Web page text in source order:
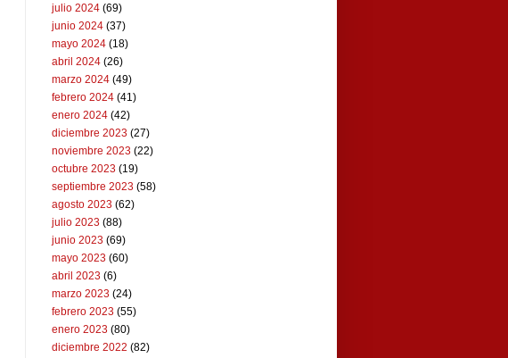
julio 2024 (69)
junio 2024 (37)
mayo 2024 (18)
abril 2024 (26)
marzo 2024 (49)
febrero 2024 (41)
enero 2024 (42)
diciembre 2023 (27)
noviembre 2023 (22)
octubre 2023 (19)
septiembre 2023 (58)
agosto 2023 (62)
julio 2023 (88)
junio 2023 (69)
mayo 2023 (60)
abril 2023 (6)
marzo 2023 (24)
febrero 2023 (55)
enero 2023 (80)
diciembre 2022 (82)